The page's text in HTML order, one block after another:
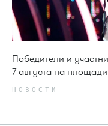
Победители и
7 августа на
НОВОСТИ